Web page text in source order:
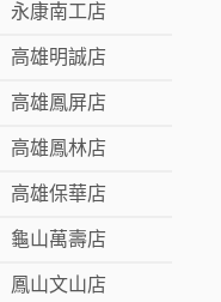
永康南工店
高雄明誠店
高雄鳳屏店
高雄鳳林店
高雄保華店
龜山萬壽店
鳳山文山店